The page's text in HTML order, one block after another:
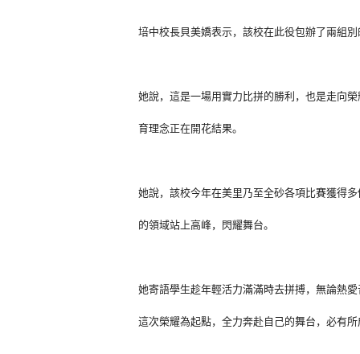
培中校長貝美嬌表示，該校在此役包辦了兩組
她說，這是一場用實力比拼的勝利，也是走向
育理念正在開花結果。
她說，該校今年在美里乃至全砂各項比賽獲得
的領域站上高峰，閃耀舞台。
她寄語學生趁年輕活力滿滿時去拼搏，無論熱
這次榮耀為起點，全力奔赴自己的舞台，必有所